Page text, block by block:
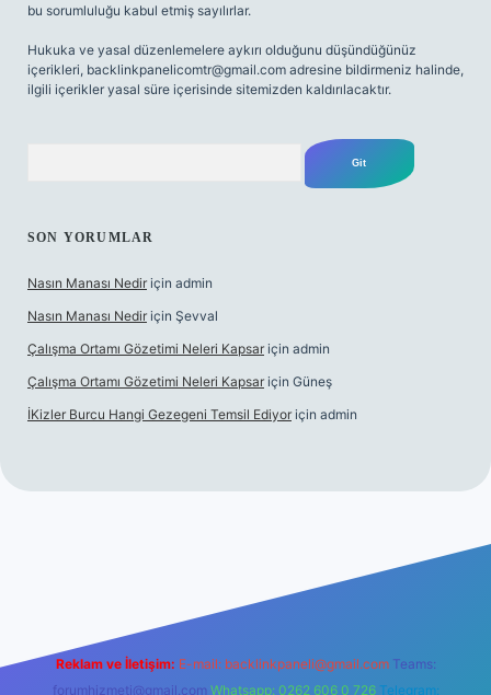
bu sorumluluğu kabul etmiş sayılırlar.
Hukuka ve yasal düzenlemelere aykırı olduğunu düşündüğünüz
içerikleri, backlinkpanelicomtr@gmail.com adresine bildirmeniz halinde,
ilgili içerikler yasal süre içerisinde sitemizden kaldırılacaktır.
SON YORUMLAR
Nasın Manası Nedir için admin
Nasın Manası Nedir için Şevval
Çalışma Ortamı Gözetimi Neleri Kapsar için admin
Çalışma Ortamı Gözetimi Neleri Kapsar için Güneş
İKizler Burcu Hangi Gezegeni Temsil Ediyor için admin
Reklam ve İletişim: E-mail: backlinkpaneli@gmail.com Teams:
forumhizmeti@gmail.com Whatsapp: 0262 606 0 726 Telegram: